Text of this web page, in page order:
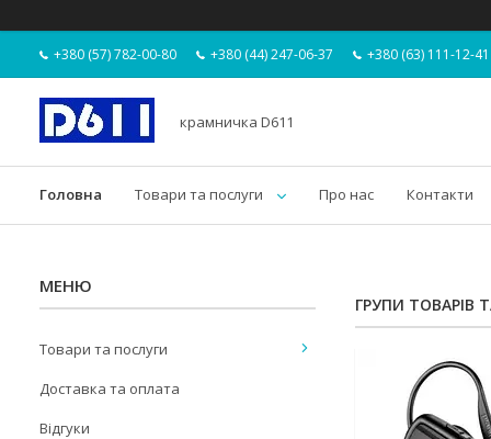
+380 (57) 782-00-80 +380 (44) 247-06-37 +380 (63) 111-12-41
крамничка D611
Головна Товари та послуги Про нас Контакти
ГРУПИ ТОВАРІВ
Товари та послуги
Доставка та оплата
Відгуки